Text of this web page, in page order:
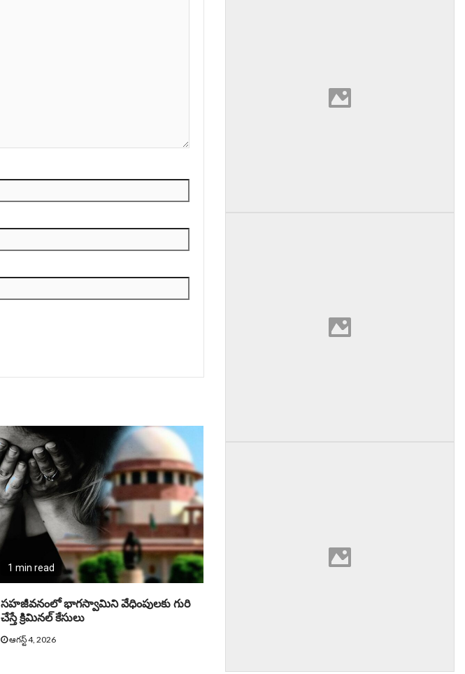
1 min read
సహజీవనంలో భాగస్వామిని వేధింపులకు గురి
చేస్తే క్రిమినల్ కేసులు
ఆగస్ట్ 4, 2026